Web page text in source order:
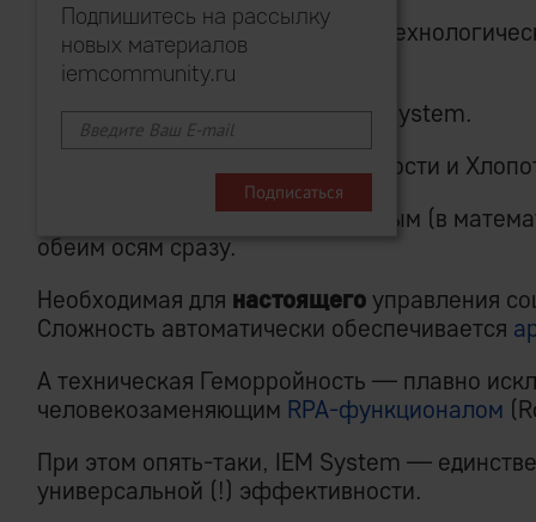
Подпишитесь на рассылку
новых материалов
iemcommunity.ru
Замковый камень Четвертой, и
революции .
Или, говоря короче, — just IEM System.
Вернемся к началу — Сложности и
IEM System является оптимальным (в
обеим осям сразу.
Необходимая для настоящего управления
Сложность автоматически обеспечивается
А техническая Геморройность — плавно
человекозаменяющим RPA-функционалом
При этом опять-таки, IEM System —
универсальной (!) эффективности.